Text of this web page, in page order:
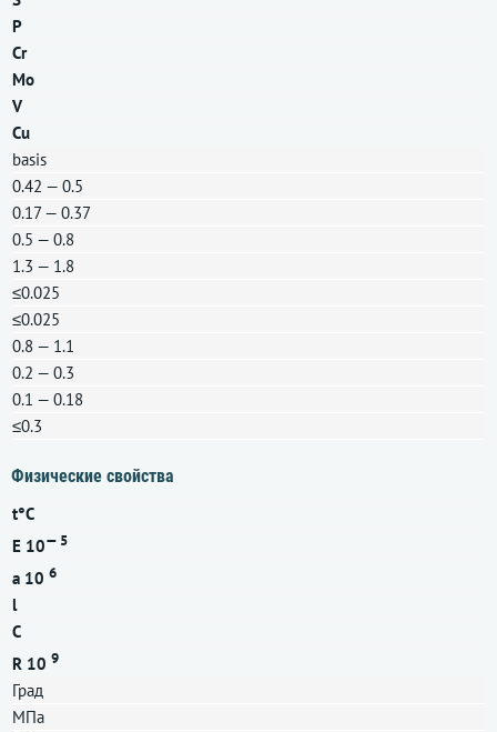
P
Cr
Mo
V
Cu
basis
0.42 — 0.5
0.17 — 0.37
0.5 — 0.8
1.3 — 1.8
≤0.025
≤0.025
0.8 — 1.1
0.2 — 0.3
0.1 — 0.18
≤0.3
Физические свойства
t°С
E 10— 5
a 10 6
l
C
R 10 9
Град
МПа